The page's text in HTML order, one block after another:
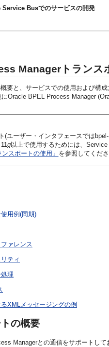
Busでのサービスの開発
Managerトランス
要と、サービスでの使用および構
Oracle BPEL Process Manager
(ユーザー・インタフェースでは
g以上で使用するためには、
スポートの使用」 を参照してくだ
用例(同期)
ァレンス
ティ
理
XMLメッセージングの例
の概要
Managerとの通信をサポートし